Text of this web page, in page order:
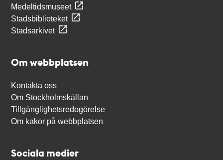
Medeltidsmuseet
Stadsbiblioteket
Stadsarkivet
Om webbplatsen
Kontakta oss
Om Stockholmskällan
Tillgänglighetsredogörelse
Om kakor på webbplatsen
Sociala medier